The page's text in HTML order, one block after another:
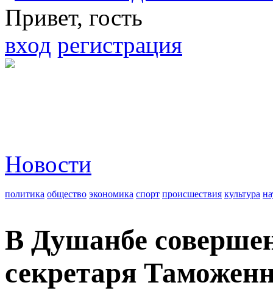
Привет, гость
вход регистрация
Новости
политика общество экономика спорт происшествия культура
В Душанбе
секретаря